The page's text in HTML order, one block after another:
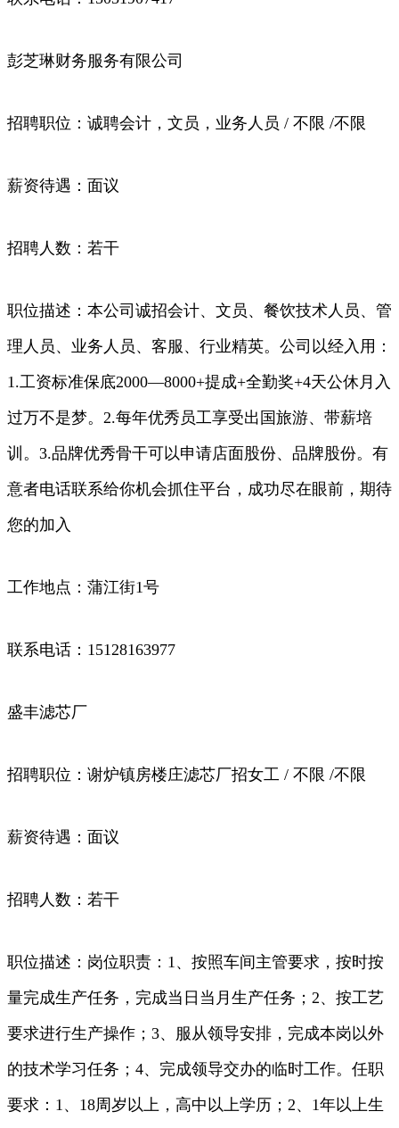
彭芝琳财务服务有限公司
招聘职位：诚聘会计，文员，业务人员 / 不限 /不限
薪资待遇：面议
招聘人数：若干
职位描述：本公司诚招会计、文员、餐饮技术人员、管
理人员、业务人员、客服、行业精英。公司以经入用：
1.工资标准保底2000—8000+提成+全勤奖+4天公休月入
过万不是梦。2.每年优秀员工享受出国旅游、带薪培
训。3.品牌优秀骨干可以申请店面股份、品牌股份。有
意者电话联系给你机会抓住平台，成功尽在眼前，期待
您的加入
工作地点：蒲江街1号
联系电话：15128163977
盛丰滤芯厂
招聘职位：谢炉镇房楼庄滤芯厂招女工 / 不限 /不限
薪资待遇：面议
招聘人数：若干
职位描述：岗位职责：1、按照车间主管要求，按时按
量完成生产任务，完成当日当月生产任务；2、按工艺
要求进行生产操作；3、服从领导安排，完成本岗以外
的技术学习任务；4、完成领导交办的临时工作。任职
要求：1、18周岁以上，高中以上学历；2、1年以上生